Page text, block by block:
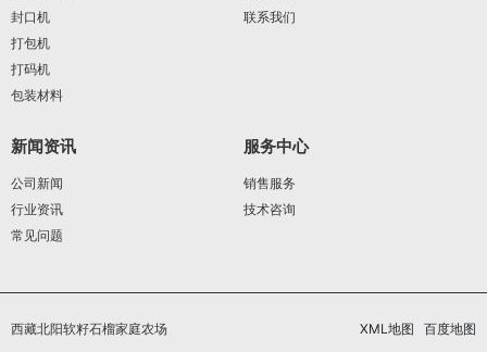
封口机
打包机
打码机
包装材料
联系我们
新闻资讯
公司新闻
行业资讯
常见问题
服务中心
销售服务
技术咨询
西藏北阳软籽石榴家庭农场 XML地图 百度地图